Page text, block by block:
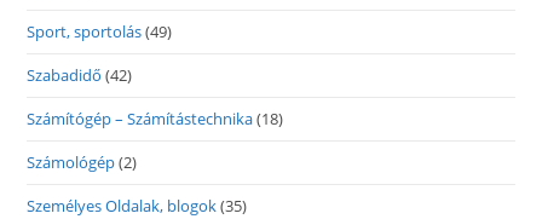
Sport, sportolás(49)
Szabadidő (42)
Számítógép – Számítástechnika(18)
Számológép(2)
Személyes Oldalak, blogok(35)